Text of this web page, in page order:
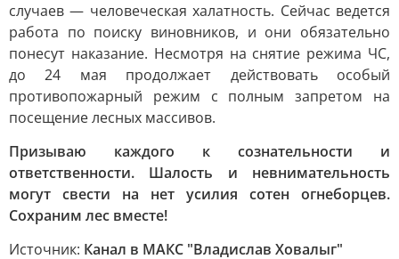
случаев — человеческая халатность. Сейчас ведется
работа по поиску виновников, и они обязательно
понесут наказание. Несмотря на снятие режима ЧС,
до 24 мая продолжает действовать особый
противопожарный режим с полным запретом на
посещение лесных массивов.
Призываю каждого к сознательности и
ответственности. Шалость и невнимательность
могут свести на нет усилия сотен огнеборцев.
Сохраним лес вместе!
Источник: Канал в МАКС "Владислав Ховалыг"